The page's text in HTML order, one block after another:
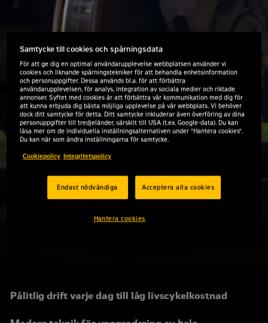
Pålitlig drift varje dag till låg livscykelkostnad
Samtycke till cookies och spårningsdata
För att ge dig en optimal användarupplevelse webbplatsen använder vi
cookies och liknande spårningstekniker för att behandla enhetsinformation
och personuppgifter. Dessa används bl.a. för att förbättra
användarupplevelsen, för analys, integration av sociala medier och riktade
annonser. Syftet med cookies är att förbättra vår kommunikation med dig för
att kunna erbjuda dig bästa möjliga upplevelse på vår webbplats. Vi behöver
dock ditt samtycke för detta. Ditt samtycke inkluderar även överföring av dina
personuppgifter till tredjeländer, särskilt till USA (t.ex. Google-data). Du kan
läsa mer om de individuella inställningsalternativen under "Hantera cookies".
Du kan när som ändra inställningarna för samtycke.
Cookiepolicy Integritetspolicy
Endast nödvändiga Acceptera alla cookies
Hantera cookies